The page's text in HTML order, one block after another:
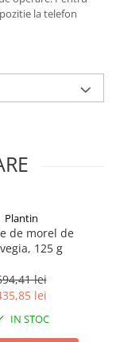
la telefon
Plantin
de morel de
125 g
lei
lei
IN STOC